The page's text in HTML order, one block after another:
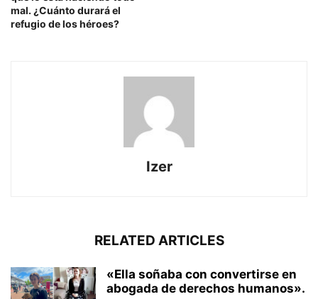
mal. ¿Cuánto durará el
refugio de los héroes?
Izer
RELATED ARTICLES
«Ella soñaba con convertirse en
abogada de derechos humanos».